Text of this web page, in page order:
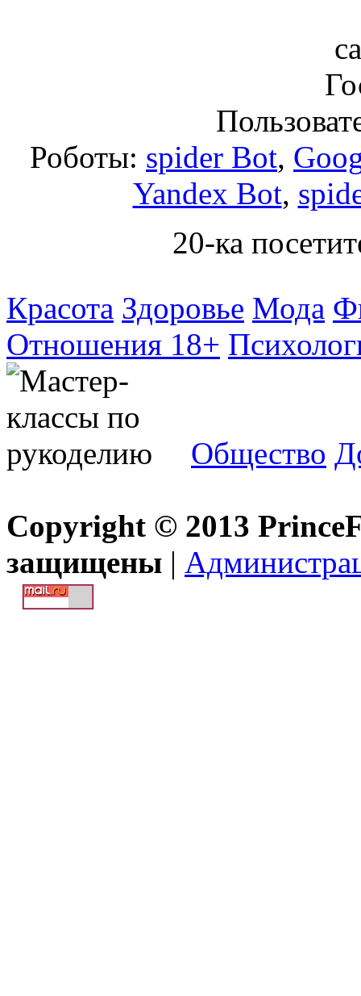
Роботы: spider Bot,
Yandex Bot,
20-ка
Красота Здоровье Мода
Отношения 18+
Общество
Copyright © 2013
защищены |